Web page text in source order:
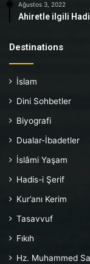
Ağustos 3, 2022
Ahiretle ilgili
Destinations
İslam
Dini Sohbetler
Biyografi
Dualar-İbadetler
İslâmi Yaşam
Hadis-i Şerif
Kur’anı Kerim
Tasavvuf
Fıkıh
Hz. Muhammed